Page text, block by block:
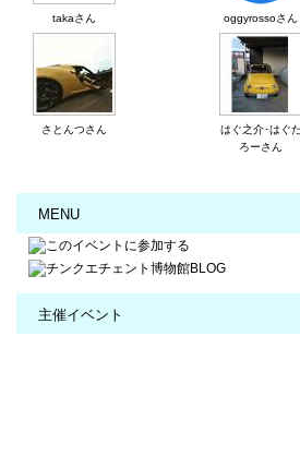
takaさん oggyrossoさん
さとんつさん
はぐ之介･はぐた
ろーさん
MENU
主催イベント